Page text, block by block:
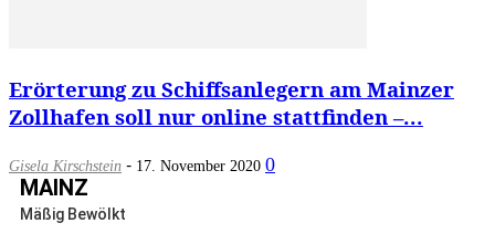
Erörterung zu Schiffsanlegern am Mainzer
Zollhafen soll nur online stattfinden –...
Gisela Kirschstein - 17. November 2020 0
MAINZ
Mäßig Bewölkt